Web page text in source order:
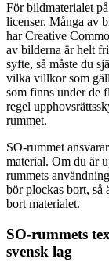
För bildmaterialet
licenser. Många av
har Creative
av bilderna är helt
syfte, så måste du
vilka villkor som
som finns under de
regel
rummet.
SO-rummet
material. Om du är
rummets
bör plockas bort, så
bort materialet.
SO-rummets
svensk lag